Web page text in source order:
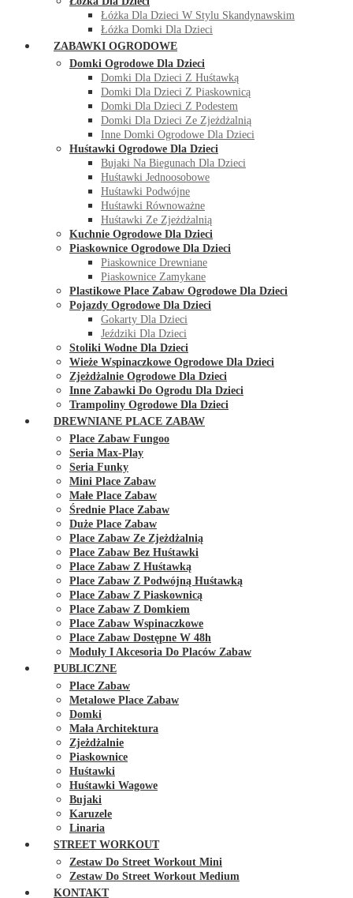
Łóżka Dla Dzieci W Stylu Skandynawskim
Łóżka Domki Dla Dzieci
ZABAWKI OGRODOWE
Domki Ogrodowe Dla Dzieci
Domki Dla Dzieci Z Huśtawką
Domki Dla Dzieci Z Piaskownicą
Domki Dla Dzieci Z Podestem
Domki Dla Dzieci Ze Zjeżdżalnią
Inne Domki Ogrodowe Dla Dzieci
Huśtawki Ogrodowe Dla Dzieci
Bujaki Na Biegunach Dla Dzieci
Huśtawki Jednoosobowe
Huśtawki Podwójne
Huśtawki Równoważne
Huśtawki Ze Zjeżdżalnią
Kuchnie Ogrodowe Dla Dzieci
Piaskownice Ogrodowe Dla Dzieci
Piaskownice Drewniane
Piaskownice Zamykane
Plastikowe Place Zabaw Ogrodowe Dla Dzieci
Pojazdy Ogrodowe Dla Dzieci
Gokarty Dla Dzieci
Jeździki Dla Dzieci
Stoliki Wodne Dla Dzieci
Wieże Wspinaczkowe Ogrodowe Dla Dzieci
Zjeżdżalnie Ogrodowe Dla Dzieci
Inne Zabawki Do Ogrodu Dla Dzieci
Trampoliny Ogrodowe Dla Dzieci
DREWNIANE PLACE ZABAW
Place Zabaw Fungoo
Seria Max-Play
Seria Funky
Mini Place Zabaw
Małe Place Zabaw
Średnie Place Zabaw
Duże Place Zabaw
Place Zabaw Ze Zjeżdżalnią
Place Zabaw Bez Huśtawki
Place Zabaw Z Huśtawką
Place Zabaw Z Podwójną Huśtawką
Place Zabaw Z Piaskownicą
Place Zabaw Z Domkiem
Place Zabaw Wspinaczkowe
Place Zabaw Dostępne W 48h
Moduły I Akcesoria Do Placów Zabaw
PUBLICZNE
Place Zabaw
Metalowe Place Zabaw
Domki
Mała Architektura
Zjeżdżalnie
Piaskownice
Huśtawki
Huśtawki Wagowe
Bujaki
Karuzele
Linaria
STREET WORKOUT
Zestaw Do Street Workout Mini
Zestaw Do Street Workout Medium
KONTAKT